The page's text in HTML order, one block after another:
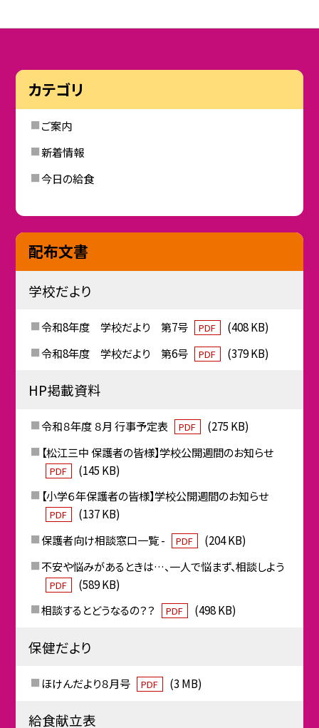
カテゴリ
ご案内
新着情報
今日の給食
配布文書
学校だより
令和8年度 学校だより 第7号 PDF
(408 KB)
令和8年度 学校だより 第6号
PDF (379 KB)
HP掲載資料
令和８年度 ８月 行事予定表 PDF
(275 KB)
【松江三中 保護者の皆様】学校公開週間のお知らせ
PDF
(145 KB)
【小学６年保護者の皆様】学校公開週間のお知らせ
PDF
(137 KB)
保護者向け相談窓口一覧 -
PDF
(204 KB)
不安や悩みがあるときは…、一人で悩まず、相談しよう
PDF
(589 KB)
相談するとどうなるの？？
PDF (498 KB)
保健だより
ほけんだより８月号 PDF (3 MB)
給食献立表